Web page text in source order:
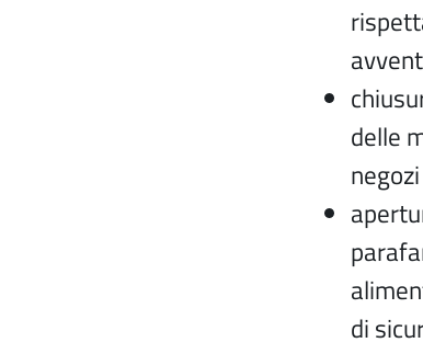
delle
di